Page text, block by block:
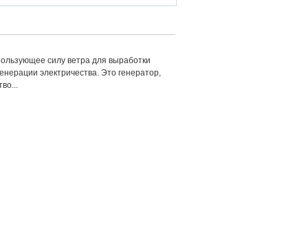
силу ветра для выработки
электричества. Это генератор,